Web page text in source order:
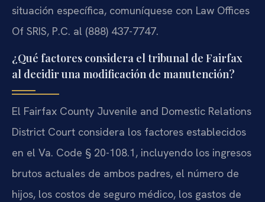
situación específica, comuníquese con Law Offices
Of SRIS, P.C. al (888) 437-7747.
¿Qué factores considera el tribunal de Fairfax
al decidir una modificación de manutención?
El Fairfax County Juvenile and Domestic Relations
District Court considera los factores establecidos
en el Va. Code § 20-108.1, incluyendo los ingresos
brutos actuales de ambos padres, el número de
hijos, los costos de seguro médico, los gastos de